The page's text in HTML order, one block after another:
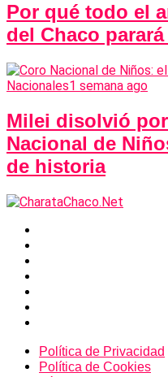
Por qué todo el
del Chaco
Nacionales1 semana ago
Milei disolvió
Nacional de
de historia
Política de Privacidad
Política de Cookies